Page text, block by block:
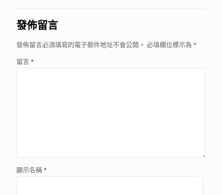
發佈留言
發佈留言必須填寫的電子郵件地址不會公開。 必填欄位標示為 *
留言 *
顯示名稱 *